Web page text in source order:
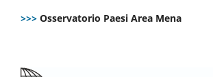
>>> Osservatorio Paesi Area Mena